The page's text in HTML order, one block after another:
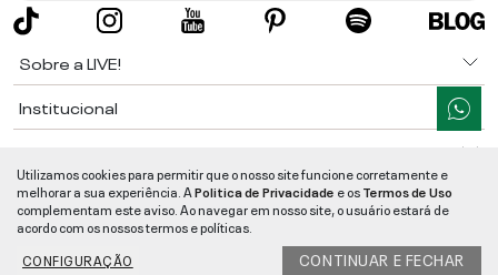
Sobre a LIVE!
Institucional
Ajuda
Segurança e Qualidade
LIVE!©2026- TODOS OS DIREITOS RESERVADOS -RUA MANOEL FRANCISCO
Utilizamos cookies para permitir que o nosso site funcione corretamente e
melhorar a sua experiência. APolitica de Privacidade e osTermos de Uso
complementam este aviso. Ao navegar em nosso site, o usuário estará de
acordo com os nossos termos e políticas.
CONFIGURAÇÃO
CONTINUAR E FECHAR